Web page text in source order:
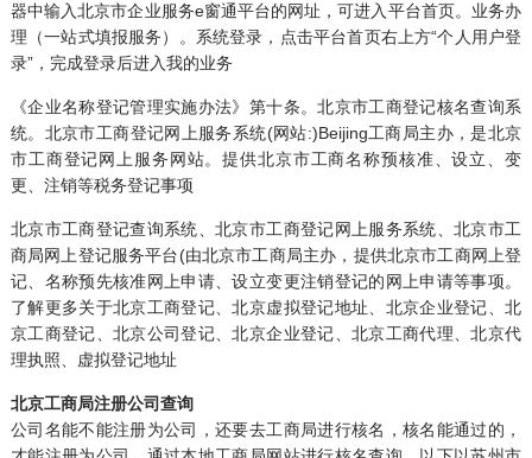
器中输入北京市企业服务e窗通平台的网址，可进入平台首页。业务办
理（一站式填报服务）。系统登录，点击平台首页右上方“个人用户登
录”，完成登录后进入我的业务
《企业名称登记管理实施办法》第十条。北京市工商登记核名查询系
统。北京市工商登记网上服务系统(网站:)Beijing工商局主办，是北京
市工商登记网上服务网站。提供北京市工商名称预核准、设立、变
更、注销等税务登记事项
北京市工商登记查询系统、北京市工商登记网上服务系统、北京市工
商局网上登记服务平台(由北京市工商局主办，提供北京市工商网上登
记、名称预先核准网上申请、设立变更注销登记的网上申请等事项。
了解更多关于北京工商登记、北京虚拟登记地址、北京企业登记、北
京工商登记、北京公司登记、北京企业登记、北京工商代理、北京代
理执照、虚拟登记地址
北京工商局注册公司查询
公司名能不能注册为公司，还要去工商局进行核名，核名能通过的，